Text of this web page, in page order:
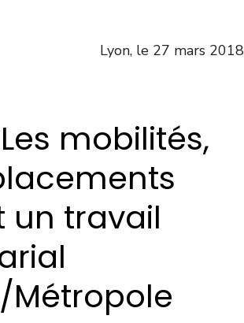
Lyon, le 27 mars 2018
mobilités,
un travail
Métropole